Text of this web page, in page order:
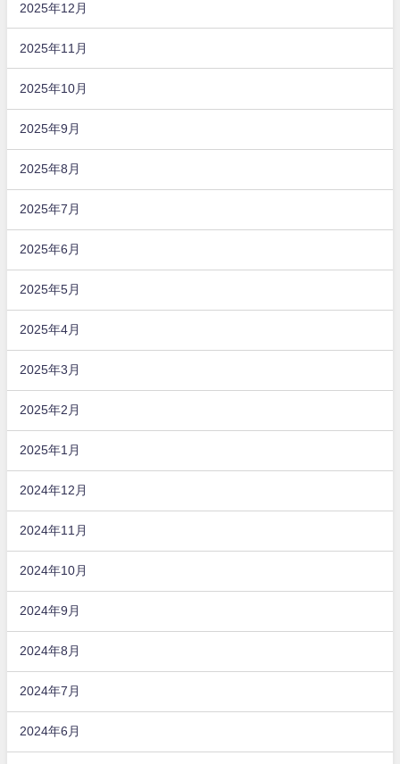
2025年12月
2025年11月
2025年10月
2025年9月
2025年8月
2025年7月
2025年6月
2025年5月
2025年4月
2025年3月
2025年2月
2025年1月
2024年12月
2024年11月
2024年10月
2024年9月
2024年8月
2024年7月
2024年6月